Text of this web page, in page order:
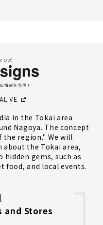
in the Tokai area
Nagoya. The concept
region." We will
the Tokai area,
gems, such as
food, and local events.
and Stores